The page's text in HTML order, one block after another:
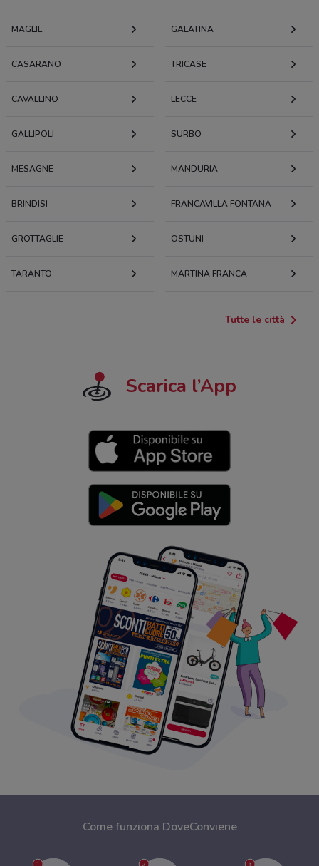
MAGLIE GALATINA
CASARANO TRICASE
CAVALLINO LECCE
GALLIPOLI SURBO
MESAGNE MANDURIA
BRINDISI FRANCAVILLA FONTANA
GROTTAGLIE OSTUNI
TARANTO MARTINA FRANCA
Tutte le città
Scarica l’App
Come funziona DoveConviene